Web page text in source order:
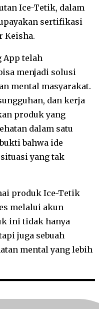
Ice-Tetik, dalam
sertifikasi
Keisha.
App telah
menjadi solusi
mental masyarakat.
dan kerja
produk yang
dalam satu
bahwa ide
yang tak
produk Ice-Tetik
melalui akun
ini tidak hanya
juga sebuah
mental yang lebih